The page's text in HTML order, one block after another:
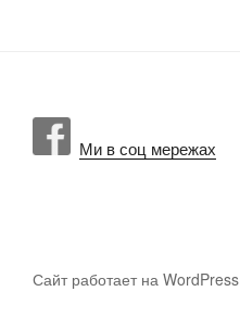
Ми в соц мережах
Сайт работает на WordPress